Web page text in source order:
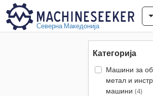
Северна Македонија
Категорија
Машини за
метал и
машини (4)